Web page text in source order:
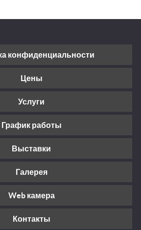
конфиденциальности
Цены
Услуги
График работы
Выставки
Галерея
Web камера
Контакты